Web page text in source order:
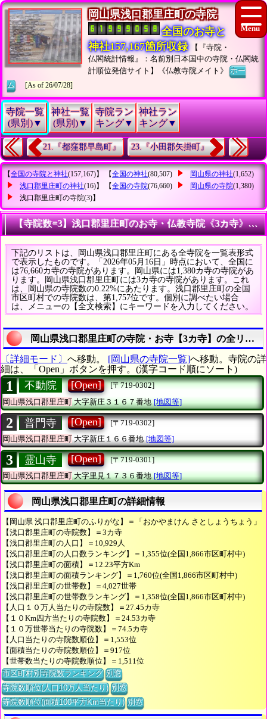
岡山県浅口郡里庄町の寺院
全国のお寺と
神社157,167箇所収録
【『寺院・
仏閣統計情報』：名前別日本国中の寺院・仏閣統
計順位発信サイト】《仏教寺院メイト》ホー
ム
[As of 26/07/28]
寺院一覧
(県別)▼
神社一覧
(県別)▼
寺院ラン
キング▼
神社ラン
キング▼
21.『都窪郡早島町』 23.『小田郡矢掛町』
【全国の寺院と神社(157,167)】 【全国の神社(80,507) 岡山県の神社(1,652)
浅口郡里庄町の神社(16)】 【全国の寺院(76,660) 岡山県の寺院(1,380)
浅口郡里庄町の寺院(3)】
【寺院数=3】浅口郡里庄町のお寺・仏教寺院《3カ寺》の
下記のリストは、岡山県浅口郡里庄町にある全寺院を一覧表形式
で表示したものです。「2026年05月16日」時点において、全国に
は76,660カ寺の寺院があります。岡山県には1,380カ寺の寺院があ
ります。岡山県浅口郡里庄町には3カ寺の寺院があります。これ
は、岡山県の寺院数の0.22%にあたります。浅口郡里庄町の全国
市区町村での寺院数は、第1,757位です。個別に調べたい場合
は、メニューの【全文検索】にキーワードを入力してください。
岡山県浅口郡里庄町の寺院・お寺【3カ寺】の全リスト
〔詳細モード〕 へ移動。 [岡山県の寺院一覧]へ移動。寺院の詳
細は、「Open」ボタンを押す。(漢字コード順にソート)
1 不動院 [Open]
[〒719-0302]
岡山県浅口郡里庄町大字新庄３１６７番地 [地図等]
2 普門寺 [Open]
[〒719-0302]
岡山県浅口郡里庄町大字新庄１６６番地 [地図等]
3 霊山寺 [Open]
[〒719-0301]
岡山県浅口郡里庄町大字里見１７３６番地 [地図等]
岡山県浅口郡里庄町の詳細情報
【岡山県 浅口郡里庄町のふりがな】＝「おかやまけん さとしょうちょう」
【浅口郡里庄町の寺院数】＝3カ寺
【浅口郡里庄町の人口】＝10,929人
【浅口郡里庄町の人口数ランキング】＝1,355位(全国1,866市区町村中)
【浅口郡里庄町の面積】＝12.23平方Km
【浅口郡里庄町の面積ランキング】＝1,760位(全国1,866市区町村中)
【浅口郡里庄町の世帯数】＝4,027世帯
【浅口郡里庄町の世帯数ランキング】＝1,358位(全国1,866市区町村中)
【人口１０万人当たりの寺院数】＝27.45カ寺
【１０Km四方当たりの寺院数】＝24.53カ寺
【１０万世帯当たりの寺院数】＝74.5カ寺
【人口当たりの寺院数順位】＝1,553位
【面積当たりの寺院数順位】＝917位
【世帯数当たりの寺院数順位】＝1,511位
市区町村別寺院数ランキング 別窓
寺院数順位(人口10万人当たり) 別窓
寺院数順位(面積100平方Km当たり) 別窓